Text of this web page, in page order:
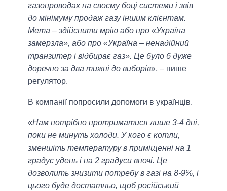
газопроводах на своєму боці системи і звів
до мінімуму продаж газу іншим клієнтам.
Мета – здійснити мрію або про «Україна
замерзла», або про «Україна – ненадійний
транзитер і відбирає газ». Це було б дуже
доречно за два тижні до виборів», – пише
регулятор.
В компанії попросили допомоги в українців.
«Нам потрібно протриматися лише 3-4 дні,
поки не минуть холоди. У кого є котли,
зменшіть температуру в приміщенні на 1
градус удень і на 2 градуси вночі. Це
дозволить знизити потребу в газі на 8-9%, і
цього буде достатньо, щоб російський